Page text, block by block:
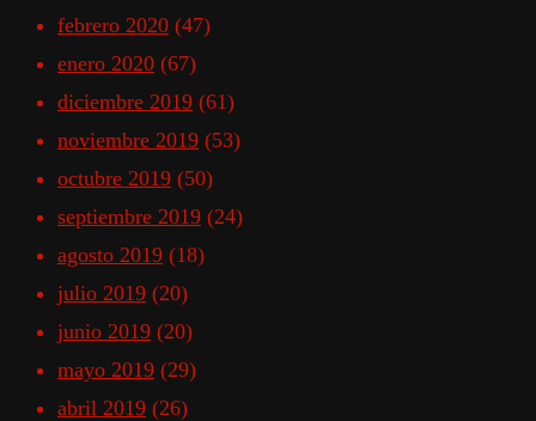
febrero 2020 (47)
enero 2020 (67)
diciembre 2019 (61)
noviembre 2019 (53)
octubre 2019 (50)
septiembre 2019 (24)
agosto 2019 (18)
julio 2019 (20)
junio 2019 (20)
mayo 2019 (29)
abril 2019 (26)